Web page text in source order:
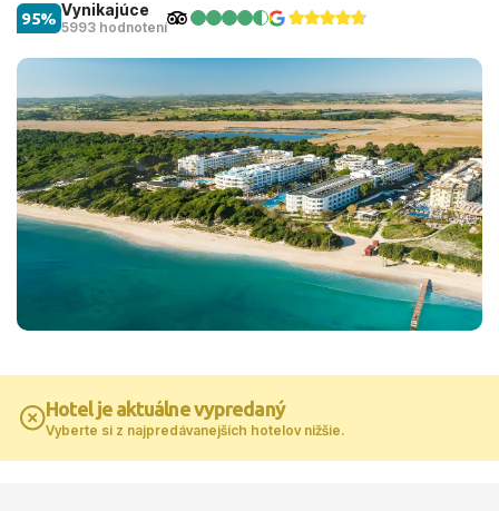
Vynikajúce
5993 hodnotení
95%
Hotel je aktuálne vypredaný
Vyberte si z najpredávanejších hotelov nižšie.